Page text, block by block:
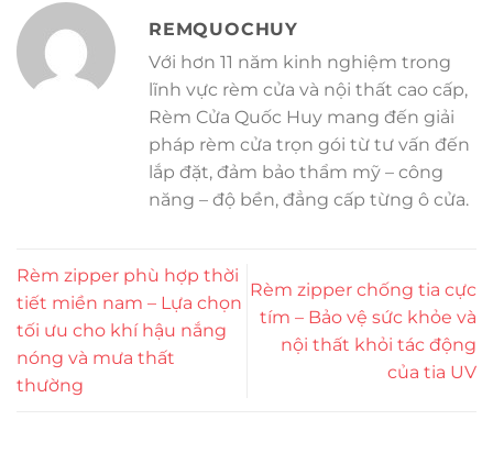
REMQUOCHUY
Với hơn 11 năm kinh nghiệm trong
lĩnh vực rèm cửa và nội thất cao cấp,
Rèm Cửa Quốc Huy mang đến giải
pháp rèm cửa trọn gói từ tư vấn đến
lắp đặt, đảm bảo thẩm mỹ – công
năng – độ bền, đẳng cấp từng ô cửa.
Rèm zipper phù hợp thời
tiết miền nam – Lựa chọn
tối ưu cho khí hậu nắng
nóng và mưa thất
thường
Rèm zipper chống tia cực
tím – Bảo vệ sức khỏe và
nội thất khỏi tác động
của tia UV